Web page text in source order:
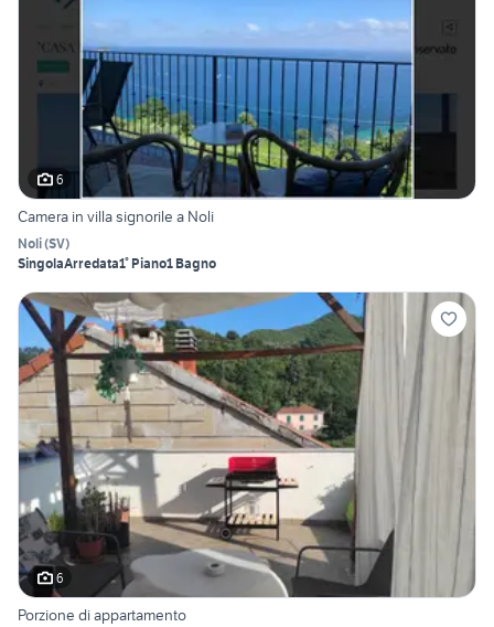
6
Camera in villa signorile a Noli
Noli(SV)
SingolaArredata1° Piano1 Bagno
6
Porzione di appartamento